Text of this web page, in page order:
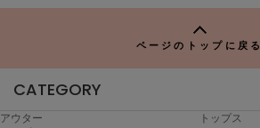
オン
オニツカ タイガー
TO
ページのトップに戻る
CATEGORY
アウター
トップス